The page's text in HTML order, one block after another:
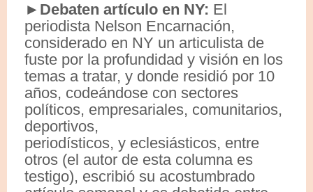
►Debaten artículo en NY: El
periodista Nelson Encarnación,
considerado en NY un articulista de
fuste por la profundidad y visión en los
temas a tratar, y donde residió por 10
años, codeándose con sectores
políticos, empresariales, comunitarios,
deportivos,
periodísticos, y eclesiásticos, entre
otros (el autor de esta columna es
testigo), escribió su acostumbrado